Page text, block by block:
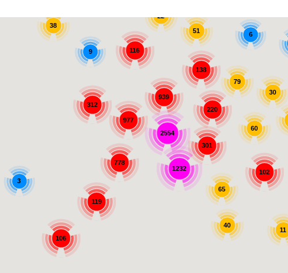
40
106
119
11
102
1232
778
2554
977
220
939
138
51
312
38
116
22
3
6
79
30
60
301
65
9